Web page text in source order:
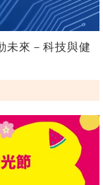
未來－科技與健